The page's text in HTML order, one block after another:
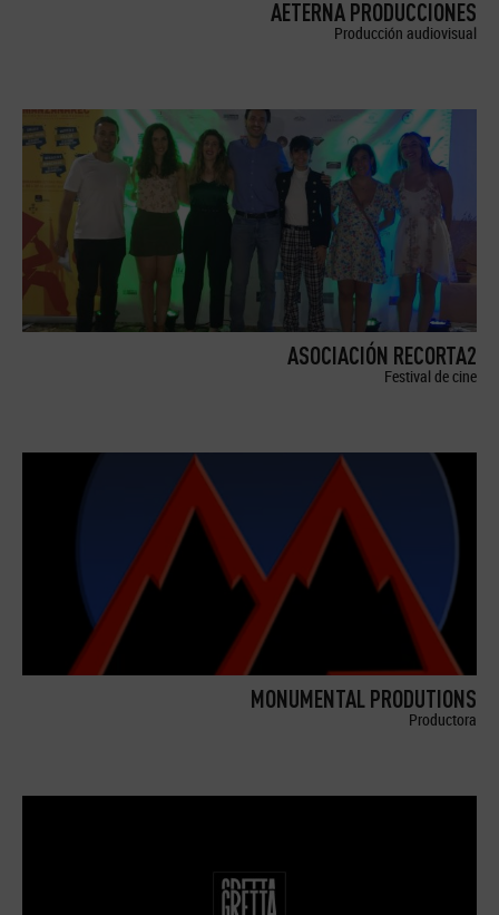
AETERNA PRODUCCIONES
Producción audiovisual
ASOCIACIÓN RECORTA2
Festival de cine
MONUMENTAL PRODUTIONS
Productora